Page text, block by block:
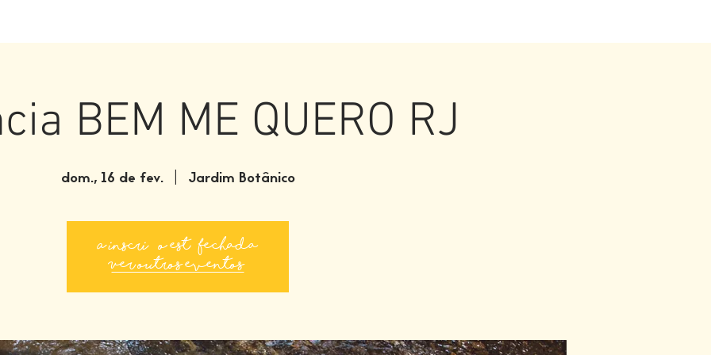
BEM ME QUERO RJ
dom., 16 de fev.
  |
Jardim Botânico
A inscrição está fechada
Ver outros eventos